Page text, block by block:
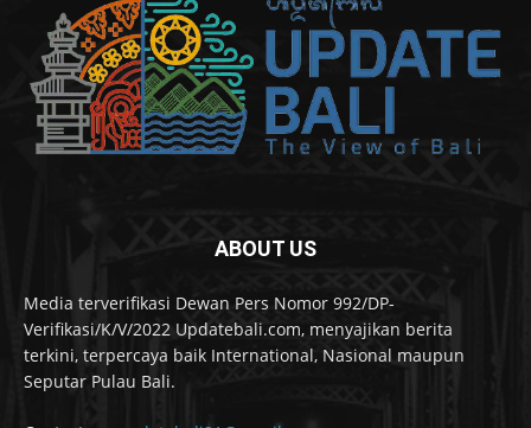
ABOUT US
Media terverifikasi Dewan Pers Nomor 992/DP-
Verifikasi/K/V/2022 Updatebali.com, menyajikan berita
terkini, terpercaya baik International, Nasional maupun
Seputar Pulau Bali.